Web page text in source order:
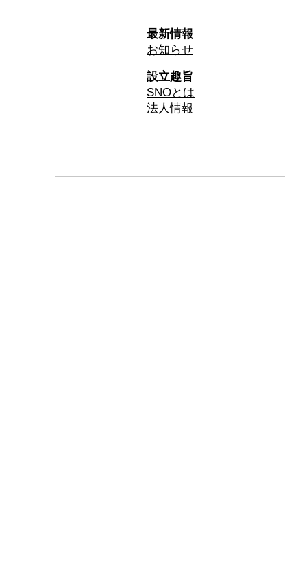
最新情報
お知らせ
設立趣旨
SNOとは
​法人情報